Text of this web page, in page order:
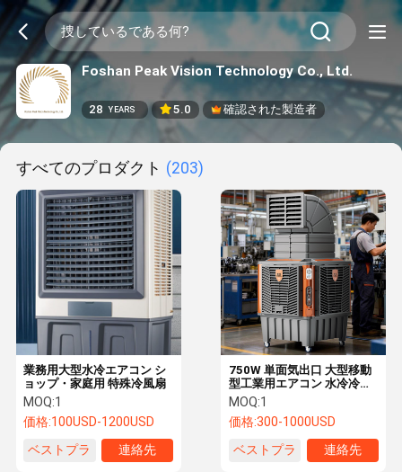
Foshan Peak Vision Technology Co., Ltd.
28 YEARS 5.0 確認された製造者
すべてのプロダクト (203)
業務用大型水冷エアコン シ
ョップ・家庭用 特殊冷風扇
MOQ:1
価格:100USD-1200USD
ベストプラ
連絡先
750W 単面気出口 大型移動
型工業用エアコン 水冷冷蔵
ファン
MOQ:1
価格:300-1000USD
ベストプラ
連絡先